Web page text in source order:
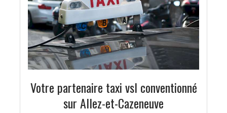
Votre partenaire taxi vsl conventionné
sur Allez-et-Cazeneuve